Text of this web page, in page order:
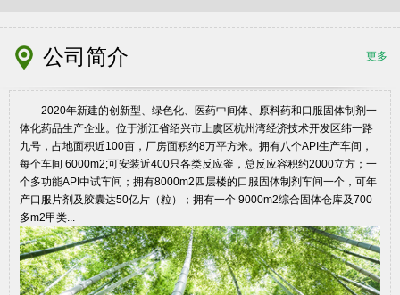
公司简介 更多
2020年新建的创新型、绿色化、医药中间体、原料药和口服固体制剂一
体化药品生产企业。位于浙江省绍兴市上虞区杭州湾经济技术开发区纬一路
九号，占地面积近100亩，厂房面积约8万平方米。拥有八个API生产车间，
每个车间 6000m2;可安装近400只各类反应釜，总反应容积约2000立方；一
个多功能API中试车间；拥有8000m2四层楼的口服固体制剂车间一个，可年
产口服片剂及胶囊达50亿片（粒）；拥有一个 9000m2综合固体仓库及700
多m2甲类...